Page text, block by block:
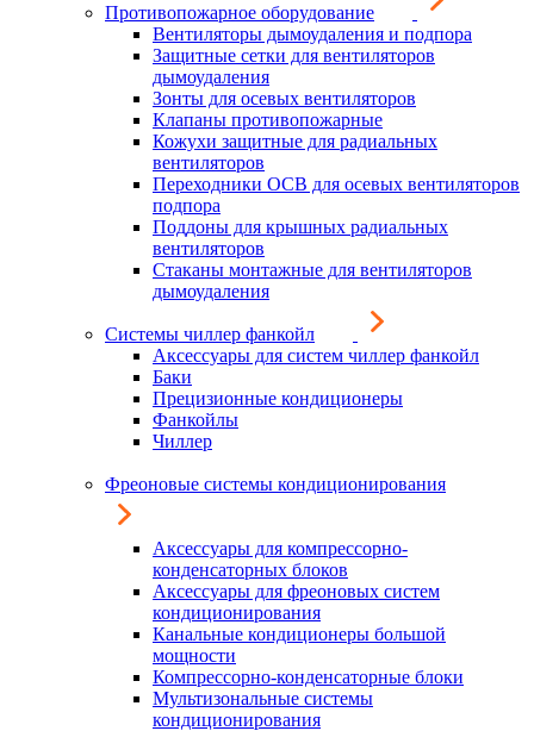
Противопожарное оборудование
Вентиляторы дымоудаления и подпора
Защитные сетки для вентиляторов
дымоудаления
Зонты для осевых вентиляторов
Клапаны противопожарные
Кожухи защитные для радиальных
вентиляторов
Переходники ОСВ для осевых вентиляторов
подпора
Поддоны для крышных радиальных
вентиляторов
Стаканы монтажные для вентиляторов
дымоудаления
Системы чиллер фанкойл
Аксессуары для систем чиллер фанкойл
Баки
Прецизионные кондиционеры
Фанкойлы
Чиллер
Фреоновые системы кондиционирования
Аксессуары для компрессорно-
конденсаторных блоков
Аксессуары для фреоновых систем
кондиционирования
Канальные кондиционеры большой
мощности
Компрессорно-конденсаторные блоки
Мультизональные системы
кондиционирования